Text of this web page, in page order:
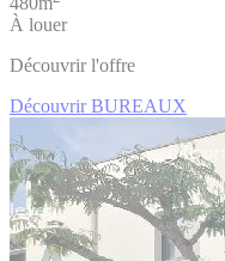
À louer
Découvrir l'offre
Découvrir BUREAUX